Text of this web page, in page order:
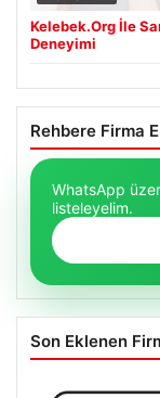
Kelebek.Org İle
Deneyimi
Rehbere Firma
WhatsApp
listeleyelim.
Son Eklenen